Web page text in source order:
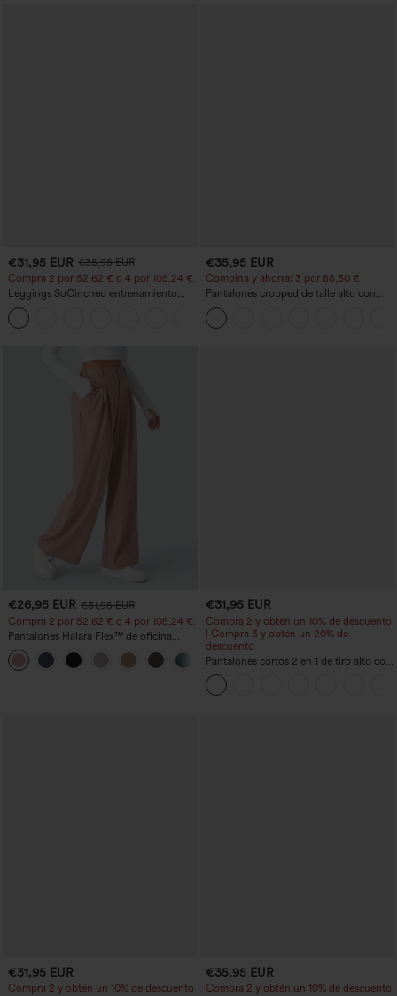
€31,95 EUR €35,95 EUR
Compra 2 por 52,62 € o 4 por 105,24 €.
Leggings SoCinched entrenamiento
moldeador abdomen bolsillo lateral tiro
alto
€35,95 EUR
Combina y ahorra: 3 por 88,30 €
Pantalones cropped de talle alto con
bolsillos con cremallera y efecto lino
€26,95 EUR €31,95 EUR
Compra 2 por 52,62 € o 4 por 105,24 €.
Pantalones Halara Flex™ de oficina
anchos plisados de tiro alto con bolsillos
en tela tipo gofre
+21
€31,95 EUR
Compra 2 y obtén un 10% de descuento
| Compra 3 y obtén un 20% de
descuento
Pantalones cortos 2 en 1 de tiro alto con
bolsillo interior y trasero
€31,95 EUR
Compra 2 y obtén un 10% de descuento
€35,95 EUR
Compra 2 y obtén un 10% de descuento